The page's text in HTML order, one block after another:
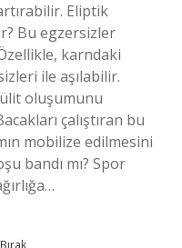
Eliptik
Bu egzersizler
karndaki
ile aşılabilir.
oluşumunu
çalıştıran bu
mobilize edilmesini
bandı mı? Spor